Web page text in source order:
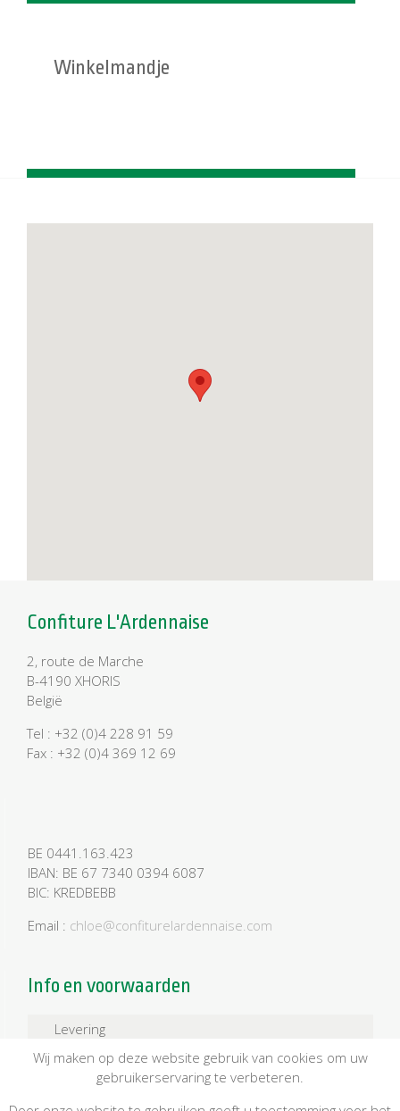
Winkelmandje
Confiture L'Ardennaise
2, route de Marche
B-4190 XHORIS
België
Tel : +32 (0)4 228 91 59
Fax : +32 (0)4 369 12 69
BE 0441.163.423
IBAN: BE 67 7340 0394 6087
BIC: KREDBEBB
Email : chloe@confiturelardennaise.com
Info en voorwaarden
Levering
Betaling
Algemene Verkoopsvoorwaarden
Wij maken op deze website gebruik van cookies om uw
gebruikerservaring te verbeteren.